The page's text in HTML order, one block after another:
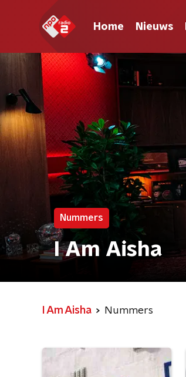
Home Nieuws
Nummers
I Am Aisha
I Am Aisha Nummers